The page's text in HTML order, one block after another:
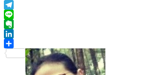
Email
Telegram
Line
Evernote
LinkedIn
Share